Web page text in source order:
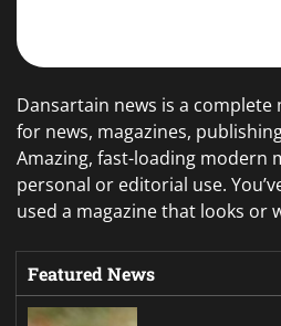
Dansartain news is a complete
for news, magazines,
Amazing, fast-loading modern
personal or editorial use.
used a magazine that looks or
Featured News